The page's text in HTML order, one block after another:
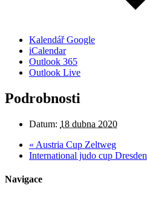
Kalendář Google
iCalendar
Outlook 365
Outlook Live
Podrobnosti
Datum: 18 dubna 2020
« Austria Cup Zeltweg
International judo cup Dresden
Navigace